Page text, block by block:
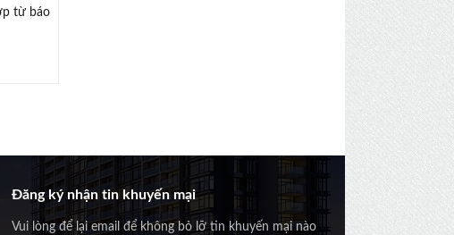
từ báo
Đăng ký nhận tin khuyến mại
Vui lòng để lại email để không bỏ lỡ tin khuyến mại nào